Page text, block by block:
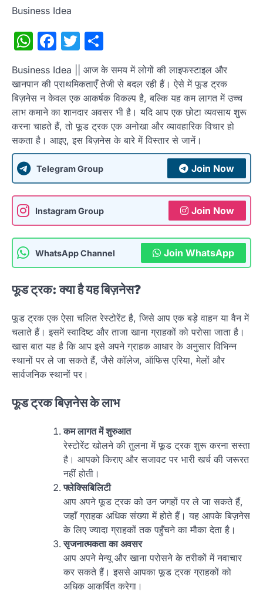
Business Idea
WhatsApp
Facebook
Twitter
Business Idea || आज के समय में लोगों की लाइफस्टाइल और
खानपान की प्राथमिकताएँ तेजी से बदल रही हैं। ऐसे में फूड ट्रक
बिज़नेस न केवल एक आकर्षक विकल्प है, बल्कि यह कम लागत में उच्च
लाभ कमाने का शानदार अवसर भी है। यदि आप एक छोटा व्यवसाय शुरू
करना चाहते हैं, तो फूड ट्रक एक अनोखा और व्यावहारिक विचार हो
सकता है। आइए, इस बिज़नेस के बारे में विस्तार से जानें।
Telegram Group Join Now
Instagram Group Join Now
WhatsApp Channel Join WhatsApp
फूड ट्रक: क्या है यह बिज़नेस?
फूड ट्रक एक ऐसा चलित रेस्टोरेंट है, जिसे आप एक बड़े वाहन या वैन में
चलाते हैं। इसमें स्वादिष्ट और ताजा खाना ग्राहकों को परोसा जाता है।
खास बात यह है कि आप इसे अपने ग्राहक आधार के अनुसार विभिन्न
स्थानों पर ले जा सकते हैं, जैसे कॉलेज, ऑफिस एरिया, मेलों और
सार्वजनिक स्थानों पर।
फूड ट्रक बिज़नेस के लाभ
कम लागत में शुरुआत
रेस्टोरेंट खोलने की तुलना में फूड ट्रक शुरू करना सस्ता
है। आपको किराए और सजावट पर भारी खर्च की जरूरत
नहीं होती।
फ्लेक्सिबिलिटी
आप अपने फूड ट्रक को उन जगहों पर ले जा सकते हैं,
जहाँ ग्राहक अधिक संख्या में होते हैं। यह आपके बिज़नेस
के लिए ज्यादा ग्राहकों तक पहुँचने का मौका देता है।
सृजनात्मकता का अवसर
आप अपने मेन्यू और खाना परोसने के तरीकों में नवाचार
कर सकते हैं। इससे आपका फूड ट्रक ग्राहकों को
अधिक आकर्षित करेगा।